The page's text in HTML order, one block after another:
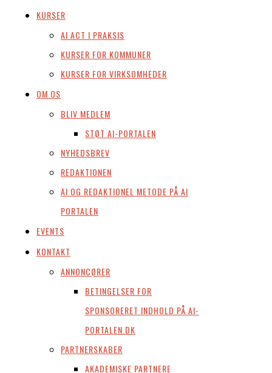
KURSER
AI ACT I PRAKSIS
KURSER FOR KOMMUNER
KURSER FOR VIRKSOMHEDER
OM OS
BLIV MEDLEM
STØT AI-PORTALEN
NYHEDSBREV
REDAKTIONEN
AI OG REDAKTIONEL METODE PÅ AI
PORTALEN
EVENTS
KONTAKT
ANNONCØRER
BETINGELSER FOR
SPONSORERET INDHOLD PÅ AI-
PORTALEN.DK
PARTNERSKABER
AKADEMISKE PARTNERE